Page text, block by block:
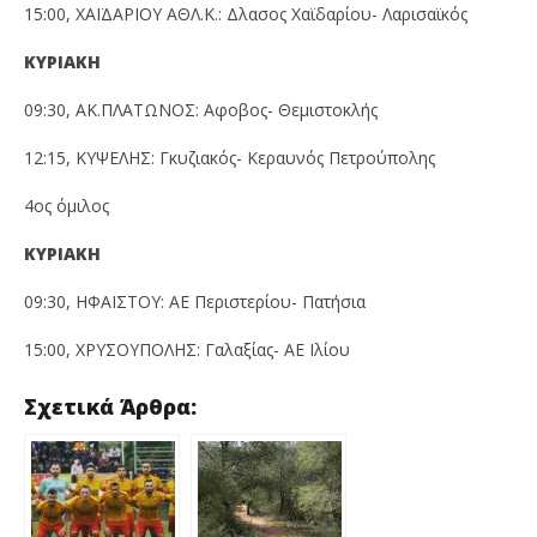
15:00, ΧΑΪΔΑΡΙΟΥ ΑΘΛ.Κ.: Δλασος Χαϊδαρίου- Λαρισαϊκός
ΚΥΡΙΑΚΗ
09:30, ΑΚ.ΠΛΑΤΩΝΟΣ: Αφοβος- Θεμιστοκλής
12:15, ΚΥΨΕΛΗΣ: Γκυζιακός- Κεραυνός Πετρούπολης
4ος όμιλος
ΚΥΡΙΑΚΗ
09:30, ΗΦΑΙΣΤΟΥ: ΑΕ Περιστερίου- Πατήσια
15:00, ΧΡΥΣΟΥΠΟΛΗΣ: Γαλαξίας- ΑΕ Ιλίου
Σχετικά Άρθρα: